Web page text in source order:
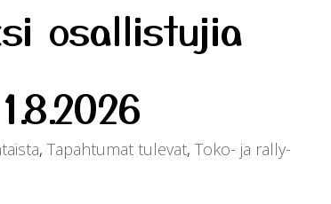
osallistujia
,Tapahtumat tulevat,Toko- ja rally-